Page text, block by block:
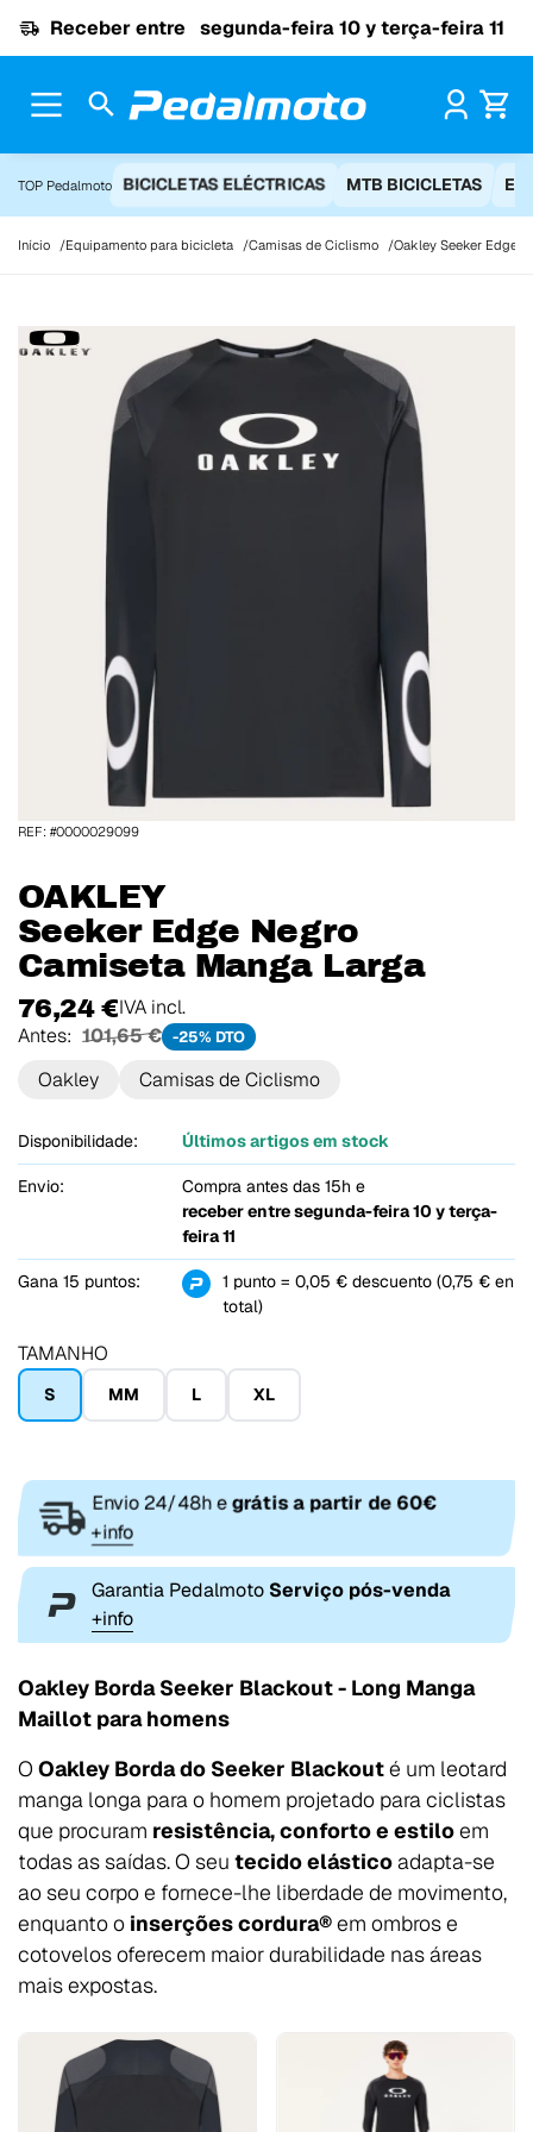
Receber entre segunda-feira 10 y terça-feira 11
TOP Pedalmoto BICICLETAS ELÉCTRICAS MTB BICICLETAS
Início Equipamento para bicicleta Camisas de Ciclismo Oakley Seeker Edge
OAKLEY
Seeker Edge Negro
Camiseta Manga Larga
76,24 €IVA incl.
Antes: 101,65 € -25% DTO
Oakley Camisas de Ciclismo
Disponibilidade: Últimos artigos em stock
Envio:
Compra antes das 15h e
receber entresegunda-feira 10 y terça-
feira 11
Gana 15 puntos:
1 punto = 0,05 € descuento (0,75 € en
total)
TAMANHO
S MM L XL
REF: #0000029099
Envio 24/48h egrátis a partir de 60€
+info
Garantia Pedalmoto Serviço pós-venda
+info
Oakley Borda Seeker Blackout - Long Manga
Maillot para homens
O Oakley Borda do Seeker Blackouté um leotard
manga longa para o homem projetado para ciclistas
que procuram resistência, conforto e estiloem
todas as saídas. O seu tecido elásticoadapta-se
ao seu corpo e fornece-lhe liberdade de movimento,
enquanto o inserções cordura®em ombros e
cotovelos oferecem maior durabilidade nas áreas
mais expostas.